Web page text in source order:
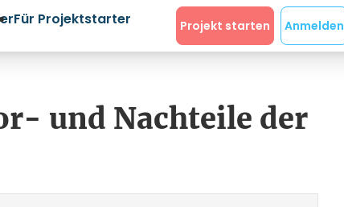
Für Projektstarter Projekt starten Anmelden
und Nachteile der